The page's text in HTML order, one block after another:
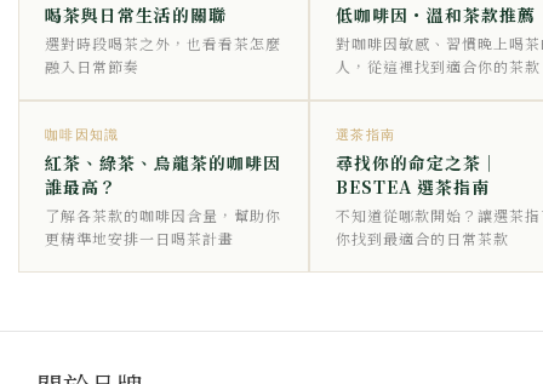
喝茶與日常生活的關聯
選對時段喝茶之外，也看看茶怎麼
融入日常節奏
低咖啡因・溫和茶款推薦
對咖啡因敏感、習慣晚上喝
人，從這裡找到適合你的茶款
咖啡因知識
紅茶、綠茶、烏龍茶的咖啡因
誰最高？
了解各茶款的咖啡因含量，幫助你
更精準地安排一日喝茶計畫
選茶指南
尋找你的命定之茶｜
BESTEA 選茶指南
不知道從哪款開始？讓選茶
你找到最適合的日常茶款